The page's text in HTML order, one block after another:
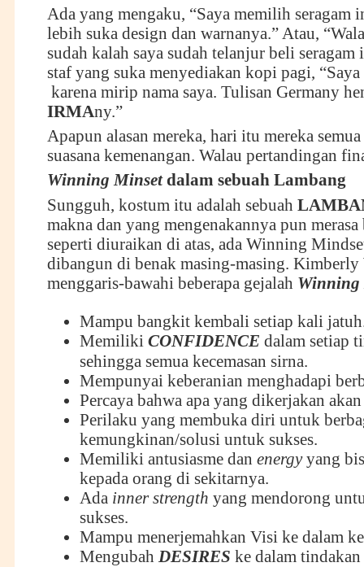
Ada yang mengaku, “Saya memilih seragam
lebih suka design dan warnanya.” Atau,
sudah kalah saya sudah telanjur beli
staf yang suka menyediakan kopi pagi, “Saya
karena mirip nama saya. Tulisan Germany
IRMAny.”
Apapun alasan mereka, hari itu mereka
suasana kemenangan. Walau pertandingan
Winning Minsetdalam sebuah Lambang
Sungguh, kostum itu adalah sebuah
makna dan yang mengenakannya pun merasa
seperti diuraikan di atas, ada Winning
dibangun di benak masing-masing.
menggaris-bawahi beberapa gejalah Winning
Mampu bangkit kembali setiap kali
Memiliki CONFIDENCE dalam setiap
sehingga semua kecemasan sirna.
Mempunyai keberanian menghadapi
Percaya bahwa apa yang dikerjakan
Perilaku yang membuka diri untuk
kemungkinan/solusi untuk sukses.
Memiliki antusiasme dan energyyang
kepada orang di sekitarnya.
Ada inner strength yang mendorong
sukses.
Mampu menerjemahkan Visi ke dalam
Mengubah DESIRES ke dalam tindakan